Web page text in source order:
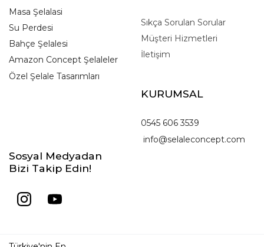
Masa Şelalasi
Su Perdesi
Bahçe Şelalesi
Amazon Concept Şelaleler
Özel Şelale Tasarımları
Sıkça Sorulan Sorular
Müşteri Hizmetleri
İletişim
KURUMSAL
0545 606 3539
info@selaleconcept.com
Sosyal Medyadan
Bizi Takip Edin!